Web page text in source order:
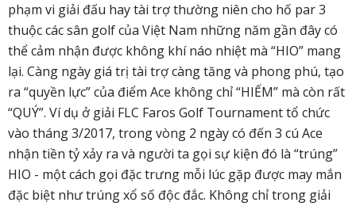
phạm vi giải đấu hay tài trợ thường niên cho hố par 3
thuộc các sân golf của Việt Nam những năm gần đây có
thể cảm nhận được không khí náo nhiệt mà “HIO” mang
lại. Càng ngày giá trị tài trợ càng tăng và phong phú, tạo
ra “quyền lực” của điểm Ace không chỉ “HIẾM” mà còn rất
“QUÝ”. Ví dụ ở giải FLC Faros Golf Tournament tổ chức
vào tháng 3/2017, trong vòng 2 ngày có đến 3 cú Ace
nhận tiền tỷ xảy ra và người ta gọi sự kiện đó là “trúng”
HIO - một cách gọi đặc trưng mỗi lúc gặp được may mắn
đặc biệt như trúng xổ số độc đắc. Không chỉ trong giải